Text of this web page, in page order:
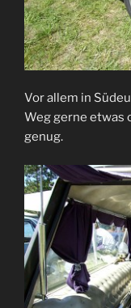
Vor allem in
Weg gerne etwas
genug.